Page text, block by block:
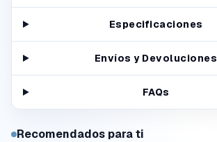
Especificaciones
Envíos y Devoluciones
FAQs
Recomendados para ti